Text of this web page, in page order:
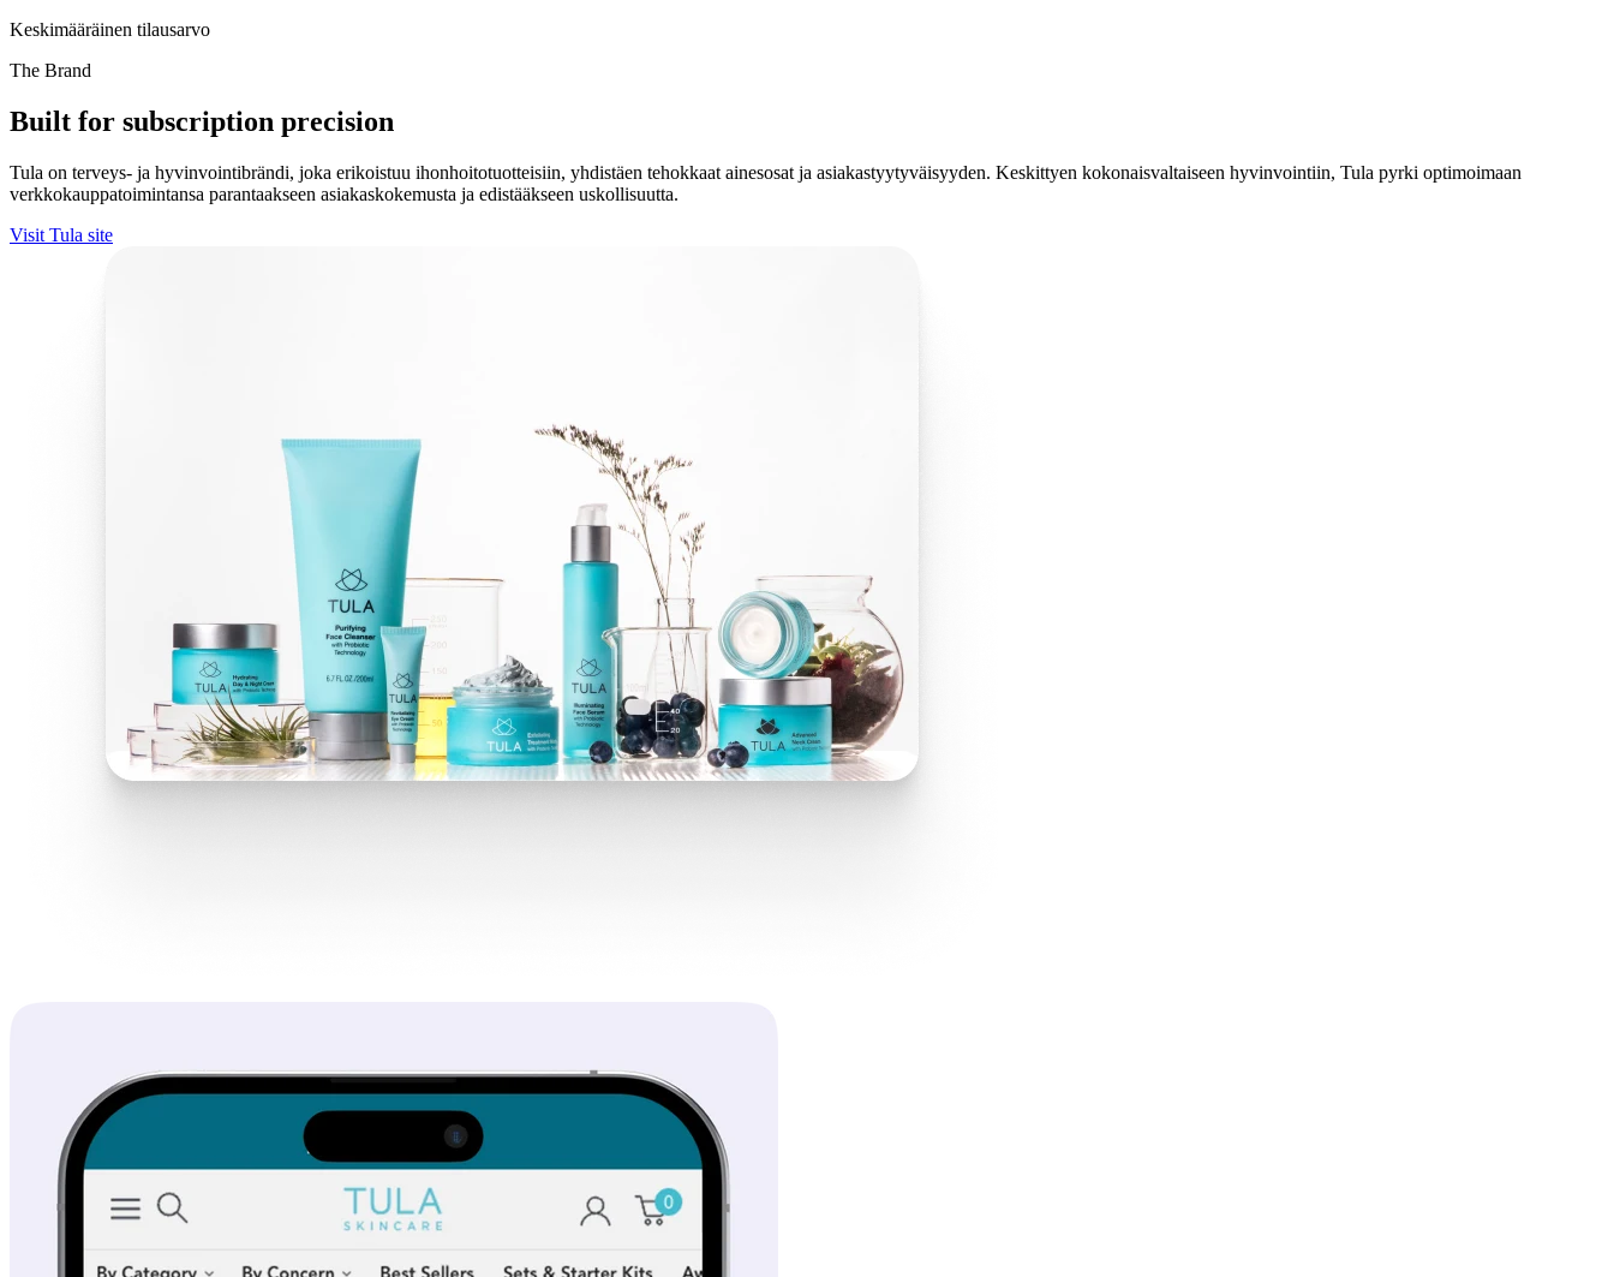
Keskimääräinen tilausarvo
The Brand
Built for subscription precision
Tula on terveys- ja hyvinvointibrändi, joka erikoistuu ihonhoitotuotteisiin, yhdistäen tehokkaat ainesosat ja asiakastyytyväisyyden. Keskittyen kokonaisvaltaiseen hyvinvointiin, Tula pyrki optimoimaan
verkkokauppatoimintansa parantaakseen asiakaskokemusta ja edistääkseen uskollisuutta.
Visit Tula site